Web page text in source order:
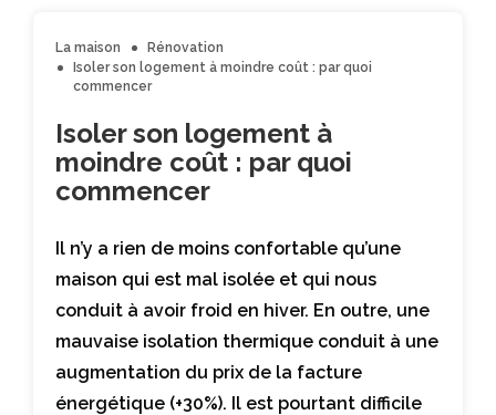
La maison
Rénovation
Isoler son logement à moindre coût : par quoi
commencer
Isoler son logement à
moindre coût : par quoi
commencer
Il n’y a rien de moins confortable qu’une
maison qui est mal isolée et qui nous
conduit à avoir froid en hiver. En outre, une
mauvaise isolation thermique conduit à une
augmentation du prix de la facture
énergétique (+30%). Il est pourtant difficile